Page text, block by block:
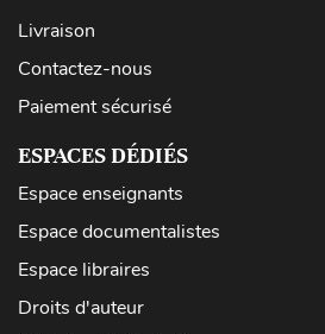
Livraison
Contactez-nous
Paiement sécurisé
ESPACES DÉDIÉS
Espace enseignants
Espace documentalistes
Espace libraires
Droits d'auteur